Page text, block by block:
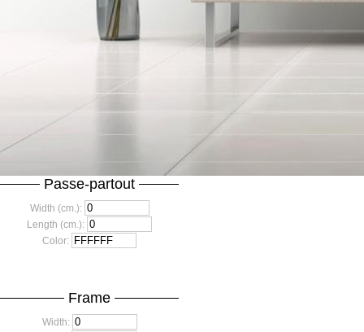
Passe-partout
Width (cm.):
Length (cm.):
Color:
Frame
Width: